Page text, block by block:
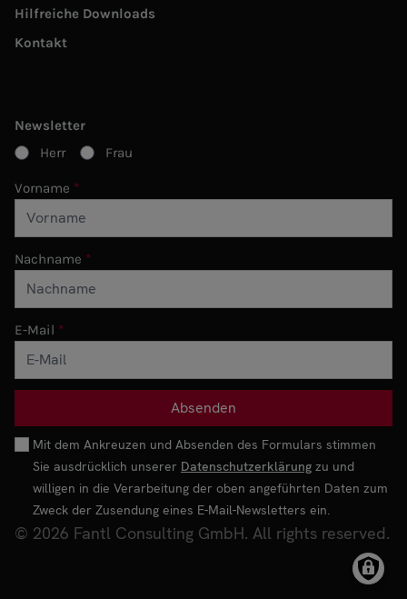
Hilfreiche Downloads
Kontakt
Newsletter
Herr
Frau
Vorname
Nachname
E-Mail
Mit dem Ankreuzen und Absenden des Formulars stimmen
Sie ausdrücklich unserer Datenschutzerklärung zu und
willigen in die Verarbeitung der oben angeführten Daten zum
Zweck der Zusendung eines E-Mail-Newsletters ein.
© 2026 Fantl Consulting GmbH. All rights reserved.